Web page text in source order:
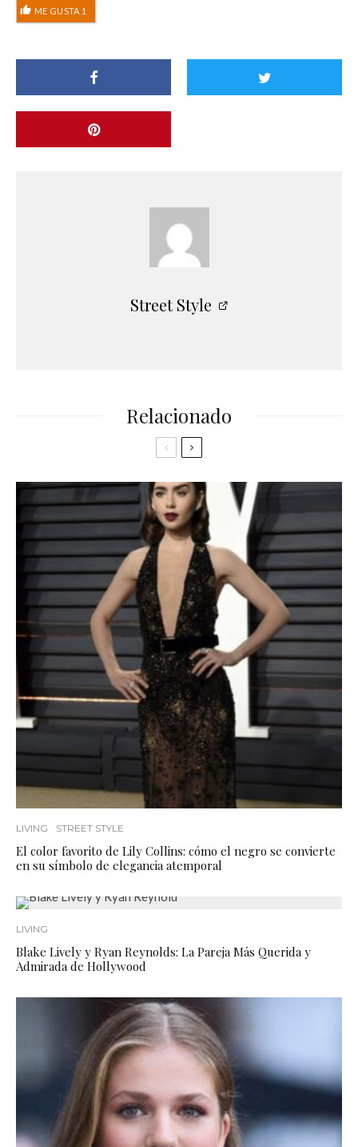
ME GUSTA 1
Street Style
Relacionado
LIVING STREET STYLE
El color favorito de Lily Collins: cómo el negro se convierte
en su símbolo de elegancia atemporal
LIVING
Blake Lively y Ryan Reynolds: La Pareja Más Querida y
Admirada de Hollywood